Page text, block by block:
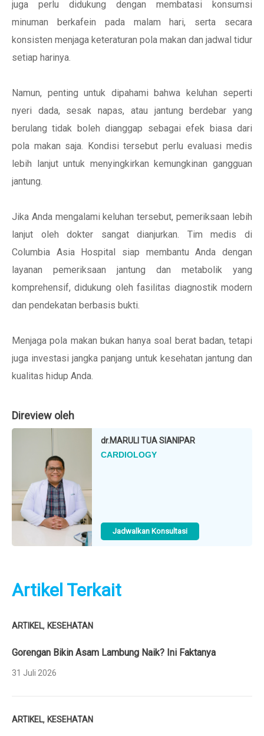
juga perlu didukung dengan membatasi konsumsi
minuman berkafein pada malam hari, serta secara
konsisten menjaga keteraturan pola makan dan jadwal tidur
setiap harinya.
Namun, penting untuk dipahami bahwa keluhan seperti
nyeri dada, sesak napas, atau jantung berdebar yang
berulang tidak boleh dianggap sebagai efek biasa dari
pola makan saja. Kondisi tersebut perlu evaluasi medis
lebih lanjut untuk menyingkirkan kemungkinan gangguan
jantung.
Jika Anda mengalami keluhan tersebut, pemeriksaan lebih
lanjut oleh dokter sangat dianjurkan. Tim medis di
Columbia Asia Hospital siap membantu Anda dengan
layanan pemeriksaan jantung dan metabolik yang
komprehensif, didukung oleh fasilitas diagnostik modern
dan pendekatan berbasis bukti.
Menjaga pola makan bukan hanya soal berat badan, tetapi
juga investasi jangka panjang untuk kesehatan jantung dan
kualitas hidup Anda.
Direview oleh
dr.MARULI TUA SIANIPAR
CARDIOLOGY
Jadwalkan Konsultasi
Artikel Terkait
ARTIKEL, KESEHATAN
Gorengan Bikin Asam Lambung Naik? Ini Faktanya
31 Juli 2026
ARTIKEL, KESEHATAN